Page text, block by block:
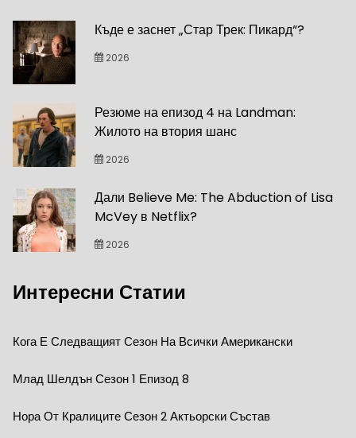
Къде е заснет „Стар Трек: Пикард“?
2026
Резюме на епизод 4 на Landman:
Жилото на втория шанс
2026
Дали Believe Me: The Abduction of Lisa
McVey в Netflix?
2026
Интересни Статии
Кога Е Следващият Сезон На Всички Американски
Млад Шелдън Сезон 1 Епизод 8
Нора От Кралиците Сезон 2 Актьорски Състав